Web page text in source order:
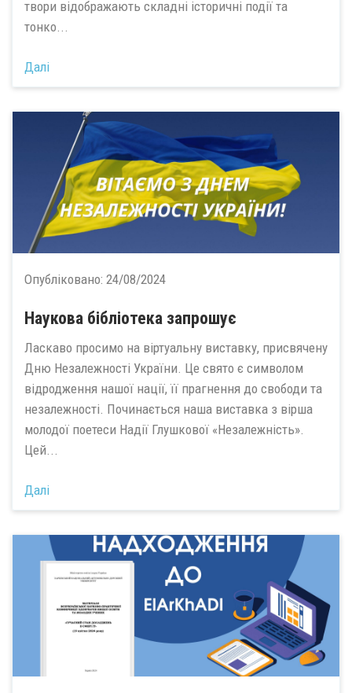
твори відображають складні історичні події та
тонко...
Далі
Опубліковано: 24/08/2024
Наукова бібліотека запрошує
Ласкаво просимо на віртуальну виставку, присвячену
Дню Незалежності України. Це свято є символом
відродження нашої нації, її прагнення до свободи та
незалежності. Починається наша виставка з вірша
молодої поетеси Надії Глушкової «Незалежність».
Цей...
Далі